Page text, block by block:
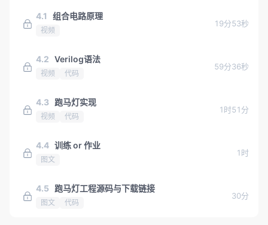
4.1 组合电路原理
视频
19分53秒
4.2 Verilog语法
视频 代码
59分36秒
4.3 跑马灯实现
视频 代码
1时51分
4.4 训练 or 作业
图文
1时
4.5 跑马灯工程源码与下载链接
图文 代码
30分